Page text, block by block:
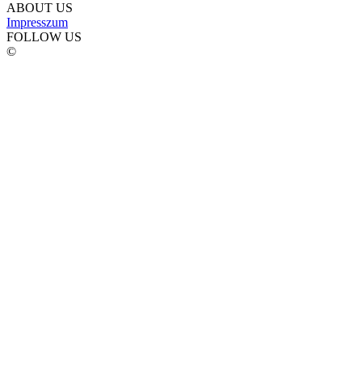
ABOUT US
Impresszum
FOLLOW US
©